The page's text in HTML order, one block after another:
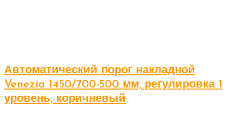
Автоматический порог накладной
Venezia 1450/700-500 мм, регулировка 1
уровень, коричневый